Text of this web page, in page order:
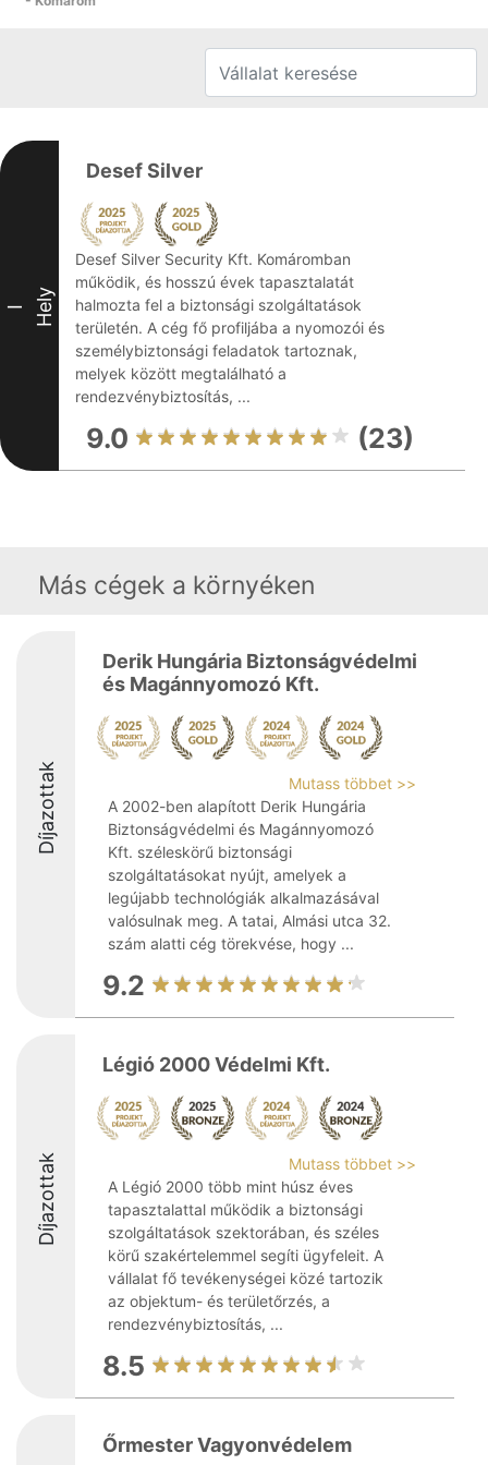
I Hely
Desef Silver
Desef Silver Security Kft. Komáromban
működik, és hosszú évek tapasztalatát
halmozta fel a biztonsági szolgáltatások
területén. A cég fő profiljába a nyomozói és
személybiztonsági feladatok tartoznak,
melyek között megtalálható a
rendezvénybiztosítás, ...
9.0 (23)
Más cégek a környéken
Díjazottak
Derik Hungária Biztonságvédelmi
és Magánnyomozó Kft.
Mutass többet >>
A 2002-ben alapított Derik Hungária
Biztonságvédelmi és Magánnyomozó
Kft. széleskörű biztonsági
szolgáltatásokat nyújt, amelyek a
legújabb technológiák alkalmazásával
valósulnak meg. A tatai, Almási utca 32.
szám alatti cég törekvése, hogy ...
9.2
Díjazottak
Légió 2000 Védelmi Kft.
Mutass többet >>
A Légió 2000 több mint húsz éves
tapasztalattal működik a biztonsági
szolgáltatások szektorában, és széles
körű szakértelemmel segíti ügyfeleit. A
vállalat fő tevékenységei közé tartozik
az objektum- és területőrzés, a
rendezvénybiztosítás, ...
8.5
Őrmester Vagyonvédelem